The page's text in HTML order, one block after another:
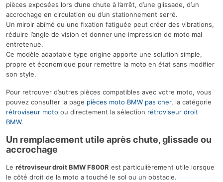
pièces exposées lors d’une chute à l’arrêt, d’une glissade, d’un
accrochage en circulation ou d’un stationnement serré.
Un miroir abîmé ou une fixation fatiguée peut créer des vibrations,
réduire l’angle de vision et donner une impression de moto mal
entretenue.
Ce modèle adaptable type origine apporte une solution simple,
propre et économique pour remettre la moto en état sans modifier
son style.
Pour retrouver d’autres pièces compatibles avec votre moto, vous
pouvez consulter la page pièces moto BMW pas cher, la catégorie
rétroviseur moto ou directement la sélection rétroviseur droit
BMW.
Un remplacement utile après chute, glissade ou
accrochage
Le rétroviseur droit BMW F800R est particulièrement utile lorsque
le côté droit de la moto a touché le sol ou un obstacle.